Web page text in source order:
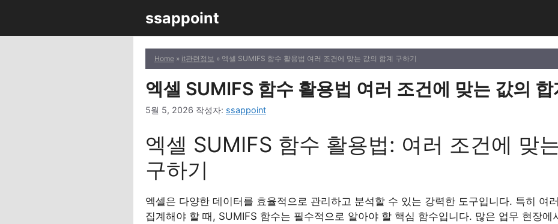
츠
ssappoint
Home » it관련정보 » 엑셀 SUMIFS 함수 활용법 여러 조건에 맞는 값의 합계 구하기
엑셀 SUMIFS 함수 활용법 여러 조건에 맞는 값의 합
5월 5, 2026 작성자: ssappoint
엑셀 SUMIFS 함수 활용법: 여러 조건에 맞
구하기
엑셀은 다양한 데이터를 효율적으로 관리하고 분석할 수 있는 강력한 도구입니다. 특히 여
집계해야 할 때, SUMIFS 함수는 필수적으로 알아야 할 핵심 함수입니다. 많은 업무 현장에